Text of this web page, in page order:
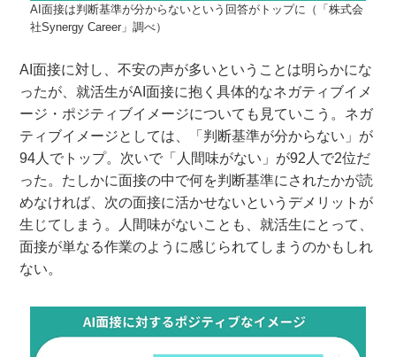
AI面接は判断基準が分からないという回答がトップに（「株式会
社Synergy Career」調べ）
AI面接に対し、不安の声が多いということは明らかにな
ったが、就活生がAI面接に抱く具体的なネガティブイメ
ージ・ポジティブイメージについても見ていこう。ネガ
ティブイメージとしては、「判断基準が分からない」が
94人でトップ。次いで「人間味がない」が92人で2位だ
った。たしかに面接の中で何を判断基準にされたかが読
めなければ、次の面接に活かせないというデメリットが
生じてしまう。人間味がないことも、就活生にとって、
面接が単なる作業のように感じられてしまうのかもしれ
ない。